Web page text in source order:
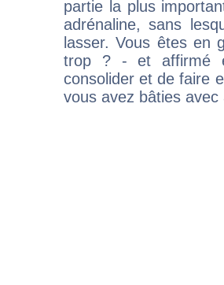
partie la plus
adrénaline, sans
lasser. Vous êtes en
trop ? - et affirmé
consolider et de faire
vous avez bâties avec